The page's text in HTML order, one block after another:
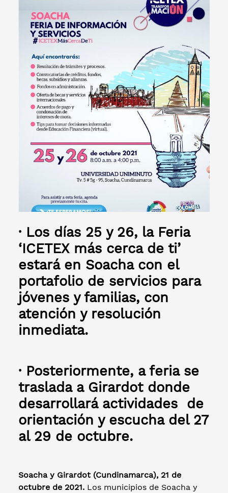
· Los días 25 y 26, la Feria
‘ICETEX más cerca de ti’
estará en Soacha con el
portafolio de servicios para
jóvenes y familias, con
atención y resolución
inmediata.
· Posteriormente, a feria se
traslada a Girardot donde
desarrollará actividades de
orientación y escucha del 27
al 29 de octubre.
Soacha y Girardot (Cundinamarca), 21 de
octubre de 2021. Los municipios de Soacha y